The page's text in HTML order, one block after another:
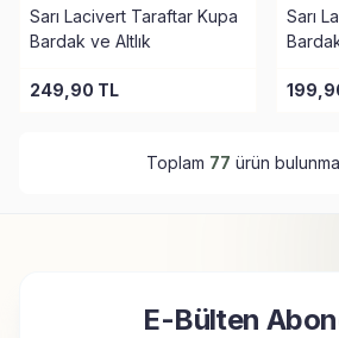
Sarı Lacivert Taraftar Kupa
Bardak ve Altlık
249,90 TL
Sarı
Toplam 77 ürün
E-Bülten